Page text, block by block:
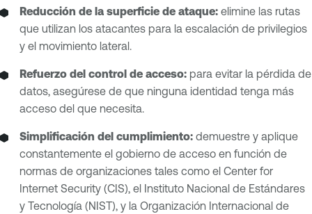
Reducción de la superficie de ataque: elimine las rutas
que utilizan los atacantes para la escalación de privilegios
y el movimiento lateral.
Refuerzo del control de acceso: para evitar la pérdida de
datos, asegúrese de que ninguna identidad tenga más
acceso del que necesita.
Simplificación del cumplimiento: demuestre y aplique
constantemente el gobierno de acceso en función de
normas de organizaciones tales como el Center for
Internet Security (CIS), el Instituto Nacional de Estándares
y Tecnología (NIST), y la Organización Internacional de